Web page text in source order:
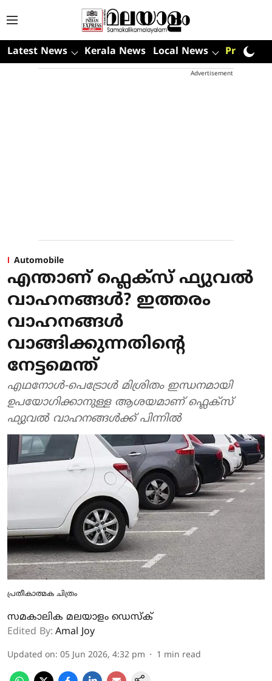
Latest News Kerala News Local News Premium
Advertisement
Automobile
എന്താണ് ഫ്ലെക്സ് ഫ്യുവല്‍
വാഹനങ്ങള്‍? ഇത്തരം
വാഹനങ്ങള്‍
വാങ്ങിക്കുന്നതിന്റെ
നേട്ടമെന്ത്
എഥനോള്‍-പെട്രോള്‍ മിശ്രിതം ഇന്ധനമായി
ഉപയോഗിക്കാനുള്ള ആശയമാണ് ഫ്ലെക്സ്
ഫ്യുവല്‍ വാഹനങ്ങള്‍ക്ക് പിന്നില്‍
പ്രതീകാത്മക ചിത്രം
സമകാലിക മലയാളം ഡെസ്ക്
Edited By: Amal Joy
Updated on: 05 Jun 2026, 4:32 pm 1 min read